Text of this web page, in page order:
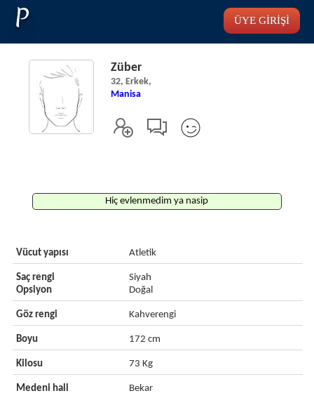
P ÜYE GİRİŞİ
Züber
32, Erkek,
Manisa
Hiç evlenmedim ya nasip
Vücut yapısı Atletik
Saç rengi
Opsiyon
Siyah
Doğal
Göz rengi Kahverengi
Boyu 172 cm
Kilosu 73 Kg
Medeni hali Bekar